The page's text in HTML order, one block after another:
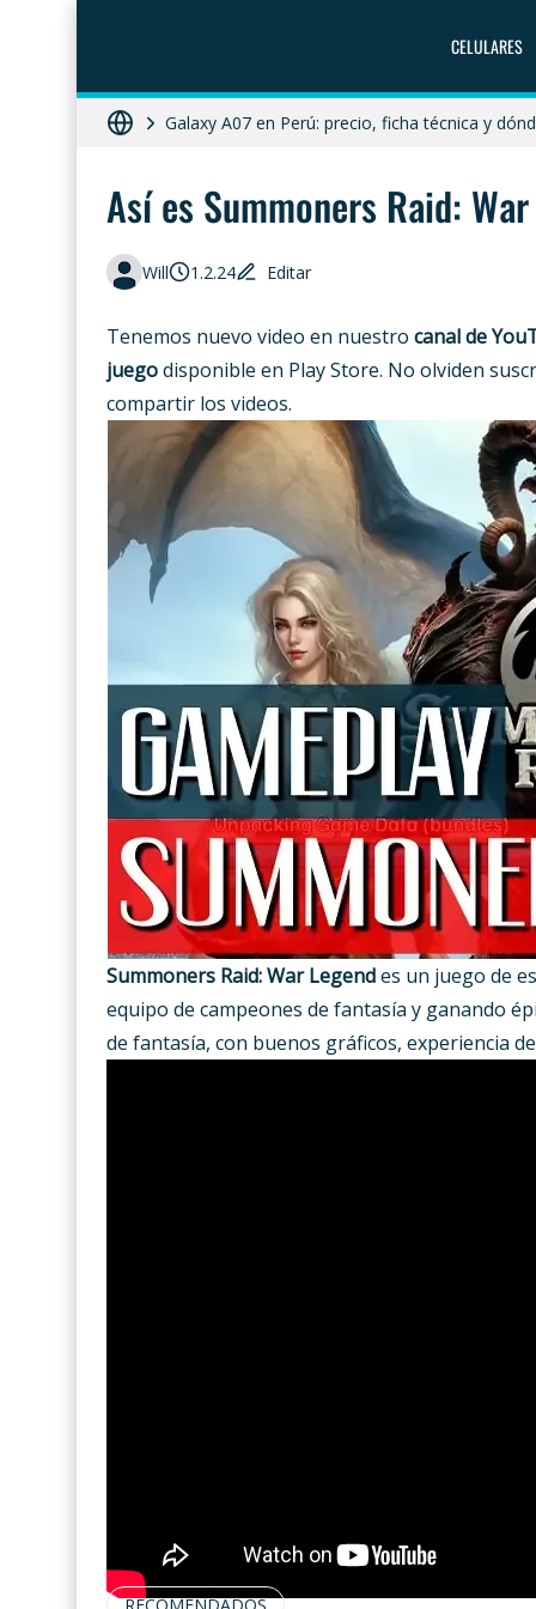
CELULARES
Galaxy A07 en Perú: precio, ficha técnica y
Moto G86 Power 5G en Perú: precio, ficha
Diferencias entre celular libre, desbloqueado y
Así es Summoners Raid:
Will 1.2.24 Editar
Tenemos nuevo video en nuestro canal de
juegodisponible en Play Store. No olviden
compartir los videos.
Summoners Raid: War Legendes un juego de
equipo de campeones de fantasía y ganando
de fantasía, con buenos gráficos, experiencia
RECOMENDADOS